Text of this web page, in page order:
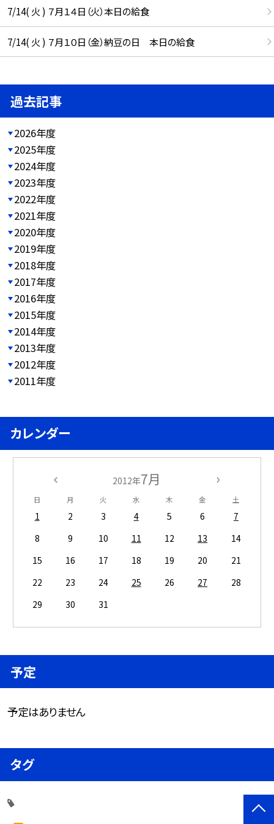
7/14( 火 ) ７月１４日（火）本日の給食
7/14( 火 ) ７月１０日（金）納豆の日 本日の給食
過去記事
2026年度
2025年度
2024年度
2023年度
2022年度
2021年度
2020年度
2019年度
2018年度
2017年度
2016年度
2015年度
2014年度
2013年度
2012年度
2011年度
カレンダー
2012年7月
日 月 火 水 木 金 土
1 2 3 4 5 6
7
8
9 10 11 12 13
14
15
16 17 18 19 20
21
22
23 24 25 26 27
28
29
30 31
予定
予定はありません
タグ